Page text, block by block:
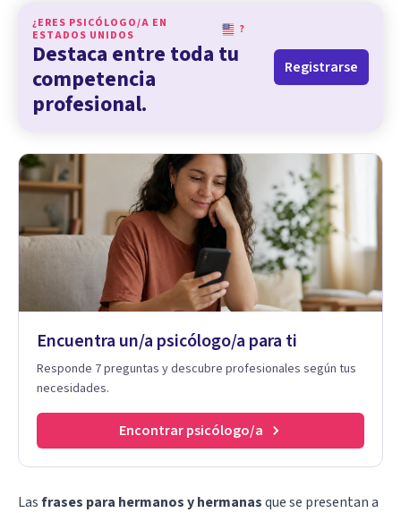
¿ERES PSICÓLOGO/A EN
ESTADOS UNIDOS
?
Destaca entre toda tu
competencia
profesional.
Registrarse
Encuentra un/a psicólogo/a para ti
Responde 7 preguntas y descubre profesionales según tus
necesidades.
Encontrar psicólogo/a
Lasfrases para hermanos y hermanasque se presentan a